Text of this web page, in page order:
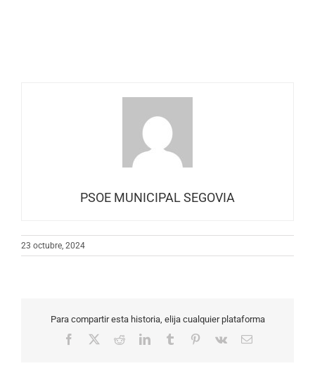
PSOE MUNICIPAL SEGOVIA
23 octubre, 2024
Para compartir esta historia, elija cualquier plataforma
Facebook RedditLinkedInTumblr Pinterest
Vk
Correo